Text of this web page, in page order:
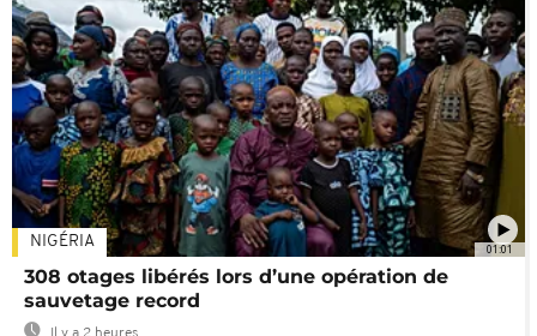
01:01
NIGÉRIA
308 otages libérés lors d’une opération de
sauvetage record